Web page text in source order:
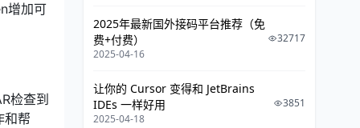
增加可
检查到
和帮
传递性依赖
Maven和Gradle的比较
2025年最新国外接码平台推荐（免
费+付费）
2025-04-16
32717
让你的 Cursor 变得和 JetBrains
IDEs 一样好用
2025-04-18
3851